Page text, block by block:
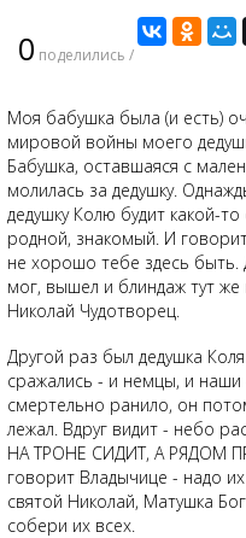
0 поделились /
Моя бабушка была (и есть)
мировой войны моего
Бабушка, оставшаяся с
молилась за дедушку.
дедушку Колю будит какой-
родной, знакомый. И
не хорошо тебе здесь быть.
мог, вышел и блиндаж тут
Николай Чудотворец.
Другой раз был дедушка
сражались - и немцы, и наши
смертельно ранило, он
лежал. Вдруг видит - небо
НА ТРОНЕ СИДИТ, А РЯДОМ
говорит Владычице - надо
святой Николай, Матушка
собери их всех.